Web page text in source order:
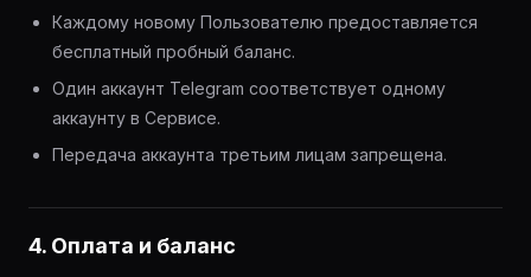
Каждому новому Пользователю предоставляется
бесплатный пробный баланс.
Один аккаунт Telegram соответствует одному
аккаунту в Сервисе.
Передача аккаунта третьим лицам запрещена.
4. Оплата и баланс